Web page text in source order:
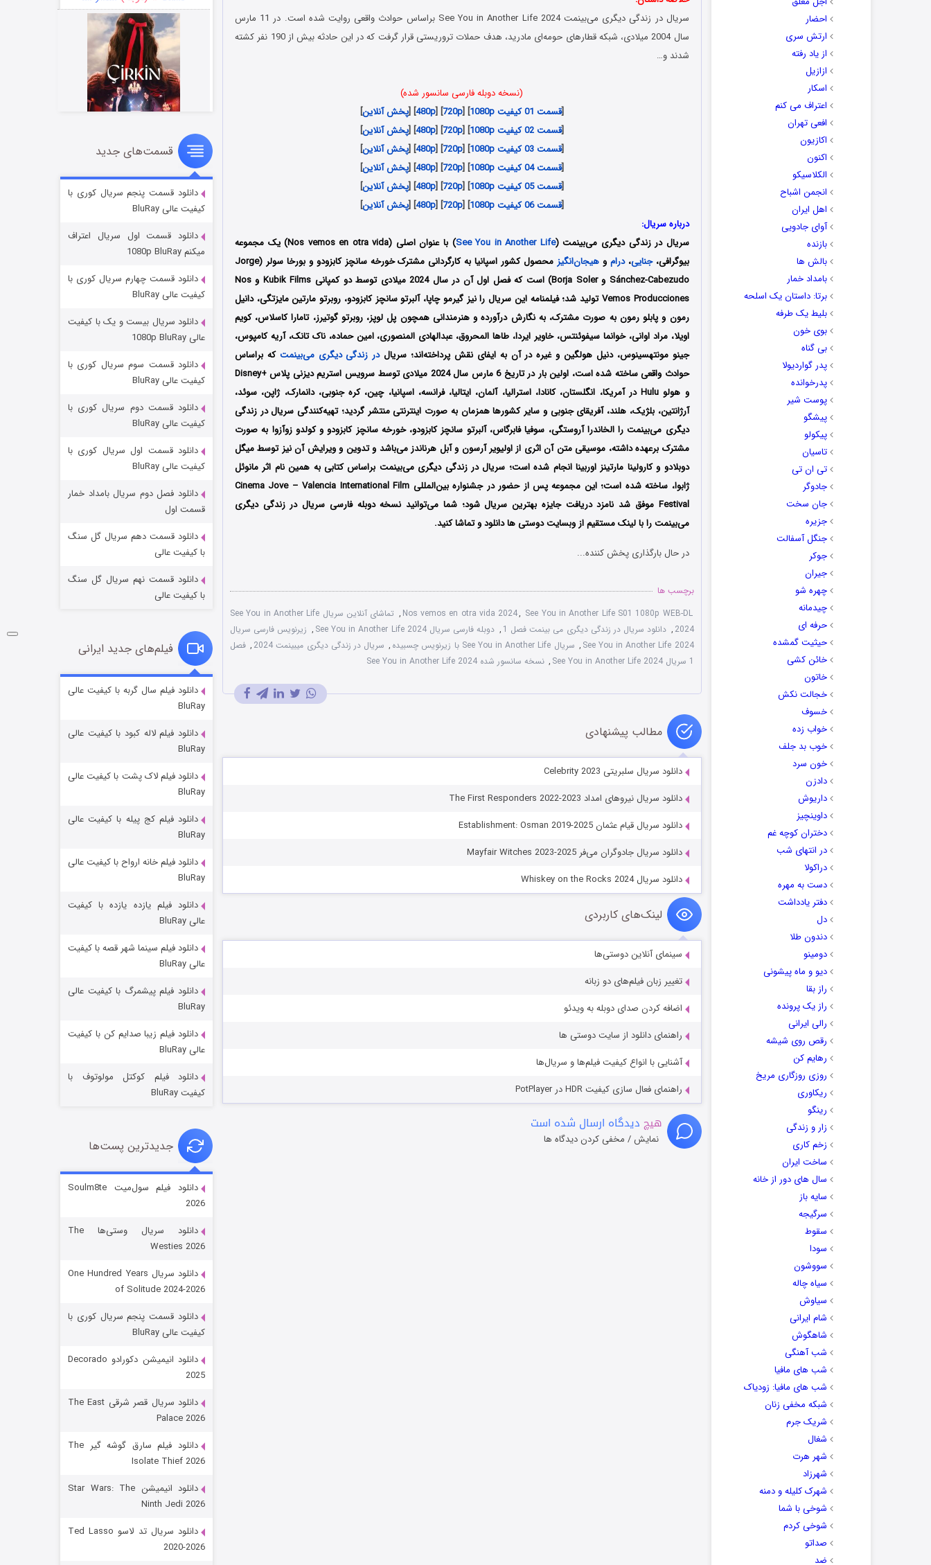
احضار
ارتش سری
از یاد رفته
ازازیل
اسکار
اعتراف می کنم
افعی تهران
اکازیون
اکنون
الکلاسیکو
انجمن اشباح
اهل ایران
آوای جادویی
بازنده
بالش ها
بامداد خمار
برتا: داستان یک اسلحه
بلیط یک‌‌ طرفه
بوی خون
بی گناه
پدر گواردیولا
پدرخوانده
پوست شیر
پیشگو
پیکولو
تاسیان
تی ان تی
جادوگر
جان سخت
جزیره
جنگل آسفالت
جوکر
جیران
چهره شو
چیدمانه
حرفه ای
حیثیت گمشده
خائن کشی
خاتون
خجالت نکش
خسوف
خواب زده
خوب بد جلف
خون سرد
دادزن
داریوش
داوینچیز
دختران کوچه غم
در انتهای شب
دراکولا
دست به مهره
دفتر یادداشت
دل
دندون طلا
دومینو
دیو و ماه پیشونی
راز بقا
راز یک پرونده
رالی ایرانی
رقص روی شیشه
رهایم کن
روزی روزگاری مریخ
ریکاوری
رینگو
زار و زندگی
زخم کاری
ساخت ایران
سال های دور از خانه
سایه باز
سرگیجه
سقوط
سودا
سووشون
سیاه چاله
سیاوش
شام ایرانی
شاهگوش
شب آهنگی
شب های مافیا
شب های مافیا: زودیاک
شبکه مخفی زنان
شریک جرم
شغال
شهر هرت
شهرزاد
شهرک کلیله و دمنه
شوخی با شما
شوخی کردم
صداتو
ضد
سریال در زندگی دیگری می‌بینمت See You in Another Life 2024 براساس حوادث واقعی روایت شده است. در 11 مارس
سال 2004 میلادی، شبکه قطارهای حومه‌ای مادرید، هدف حملات تروریستی قرار گرفت که در این حادثه بیش از 190 نفر کشته
شدند و…
(نسخه دوبله فارسی سانسور شده)
[قسمت 01 کیفیت 1080p ] [
720p
] [
480p
] [پخش آنلاین]
[قسمت 02 کیفیت 1080p ] [
720p
] [
480p
] [پخش آنلاین]
[قسمت 03 کیفیت 1080p ] [
720p
] [
480p
] [پخش آنلاین]
[قسمت 04 کیفیت 1080p ] [
720p
] [
480p
] [پخش آنلاین]
[قسمت 05 کیفیت 1080p ] [
720p
] [
480p
] [پخش آنلاین]
[قسمت 06 کیفیت 1080p ] [
720p
] [
480p
] [پخش آنلاین]
درباره سریال:
سریال در زندگی دیگری می‌بینمت (See You in Another Life
) با عنوان اصلی (Nos vemos en otra vida) یک مجموعه
بیوگرافی،جنایی،درام و هیجان‌انگیز
محصول کشور اسپانیا به کارگردانی مشترک خورخه سانچز کابزودو و بورخا سولر (Jorge
Sánchez-Cabezudo و Borja Soler) است که فصل اول آن در سال 2024 میلادی توسط دو کمپانی Kubik Films و Nos
Vemos Producciones تولید شد؛ فیلمنامه این سریال را نیز گیرمو چاپا، آلبرتو سانچز کابزودو، روبرتو مارتین مایزتگی، دانیل
رمون و پابلو رمون به صورت مشترک، به نگارش درآورده و هنرمندانی همچون پل لوپز، روبرتو گوتیرز، تامارا کاسلاس، کویم
اویلا، مراد اوانی، خوانما سیفوئنتس، خاویر ایردا، طاها المحروق، عبدالهادی المنصوری، امین حماده، ناک تانک، آریه کامپوس،
جینو مونتهسینوس، دنیل هولگین و غیره در آن به ایفای نقش پرداخته‌اند؛ سریالدر زندگی دیگری می‌بینمت که براساس
حوادث واقعی ساخته شده است، اولین بار در تاریخ 6 مارس سال 2024 میلادی توسط سرویس استریم دیزنی پلاس +Disney
و هولو Hulu در آمریکا، انگلستان، کانادا، استرالیا، آلمان، ایتالیا، فرانسه، اسپانیا، چین، کره جنوبی، دانمارک، ژاپن، سوئد،
آرژانتین، بلژیک، هلند، آفریقای جنوبی و سایر کشورها همزمان به صورت اینترنتی منتشر گردید؛ تهیه‌کنندگی سریال در زندگی
دیگری می‌بینمت را الخاندرا آروستگی، سوفیا فابرگاس، آلبرتو سانچز کابزودو، خورخه سانچز کابزودو و کولدو زوآزوا به صورت
مشترک برعهده داشته، موسیقی متن آن اثری از اولیویر آرسون و آبل هرناندز می‌باشد و تدوین و ویرایش آن نیز توسط میگل
دوبلادو و کارولینا مارتینز اوربینا انجام شده است؛ سریال در زندگی دیگری می‌بینمت براساس کتابی به همین نام اثر مانوئل
ژابوا، ساخته شده است؛ این مجموعه پس از حضور در جشنواره بین‌المللی Cinema Jove – Valencia International Film
Festival موفق شد نامزد دریافت جایزه بهترین سریال شود؛ شما می‌توانید نسخه دوبله فارسی سریال در زندگی دیگری
می‌بینمت را با لینک مستقیم از وبسایت دوستی ها دانلود و تماشا کنید.
در حال بارگذاری پخش کننده...
برچسب ها
Nos vemos en otra vida 2024, See You in Another Life S01 1080p WEB-DL
,
تماشای آنلاین سریال See You in Another Life
2024
, دانلود سریال در زندگی دیگری می بینمت فصل 1 , دوبله فارسی سریال See You in Another Life 2024 , زیرنویس فارسی سریال
See You in Another Life 2024
, سریال See You in Another Life با زیرنویس چسبیده , سریال در زندگی دیگری میبینمت 2024 , فصل
1 سریال See You in Another Life 2024
, نسخه سانسور شده See You in Another Life 2024
مطالب پیشنهادی
دانلود سریال سلبریتی Celebrity 2023
دانلود سریال نیروهای امداد The First Responders 2022-2023
دانلود سریال قیام عثمان Establishment: Osman 2019-2025
دانلود سریال جادوگران می‌فر Mayfair Witches 2023-2025
دانلود سریال Whiskey on the Rocks 2024
لینک‌های کاربردی
سینمای آنلاین دوستی‌ها
تغییر زبان فیلم‌های دو زبانه
اضافه کردن صدای دوبله به ویدئو
راهنمای دانلود از سایت دوستی ها
آشنایی با انواع کیفیت فیلم‌ها و سریال‌ها
راهنمای فعال سازی کیفیت HDR در PotPlayer
هیچ دیدگاه ارسال شده است
نمایش / مخفی کردن دیدگاه ها
سریال زشت
قسمت۲ (زیرنویس) منتشر شد
مردگان متحرک: شهر مرده ۳
شکست استوارت در نجات جهان
قسمت ۷ (زیرنویس) منتشر شد
شوگر فصل ۲
قسمت
خاندان اژدها فصل ۳
جادوگری در مغولستان
قسمت۶ (زیرنویس)
رویایی برای تو
قسمت۱۵ (دوبله)
قسمت‌های جدید
دانلود قسمت پنجم سریال کوری با
کیفیت عالی BluRay
دانلود قسمت اول سریال اعتراف
میکنم 1080p BluRay
دانلود قسمت چهارم سریال کوری با
کیفیت عالی BluRay
دانلود سریال بیست و یک با کیفیت
عالی 1080p BluRay
دانلود قسمت سوم سریال کوری با
کیفیت عالی BluRay
دانلود قسمت دوم سریال کوری با
کیفیت عالی BluRay
دانلود قسمت اول سریال کوری با
کیفیت عالی BluRay
دانلود فصل دوم سریال بامداد خمار
قسمت اول
دانلود قسمت دهم سریال گل سنگ
با کیفیت عالی
دانلود قسمت نهم سریال گل سنگ
با کیفیت عالی
فیلم‌های جدید ایرانی
دانلود فیلم سال گربه با کیفیت عالی
BluRay
دانلود فیلم لاله کبود با کیفیت عالی
BluRay
دانلود فیلم لاک پشت با کیفیت عالی
BluRay
دانلود فیلم کج‌ پیله با کیفیت عالی
BluRay
دانلود فیلم خانه ارواح با کیفیت عالی
BluRay
دانلود فیلم یازده یازده با کیفیت
عالی BluRay
دانلود فیلم سینما شهر قصه با کیفیت
عالی BluRay
دانلود فیلم پیشمرگ با کیفیت عالی
BluRay
دانلود فیلم زیبا صدایم کن با کیفیت
عالی BluRay
دانلود فیلم کوکتل مولوتوف با
کیفیت BluRay
جدیدترین پست‌ها
دانلود فیلم سول‌میت Soulm8te
2026
دانلود سریال وستی‌ها The
Westies 2026
دانلود سریال One Hundred Years
of Solitude 2024-2026
دانلود قسمت پنجم سریال کوری با
کیفیت عالی BluRay
دانلود انیمیشن دکورادو Decorado
2025
دانلود سریال قصر شرقی The East
Palace 2026
دانلود فیلم سارق گوشه گیر The
Isolate Thief 2026
دانلود انیمیشن Star Wars: The
Ninth Jedi 2026
دانلود سریال تد لاسو Ted Lasso
2020-2026